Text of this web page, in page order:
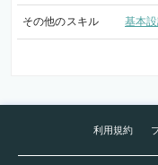
その他のスキル 基本
利用規約